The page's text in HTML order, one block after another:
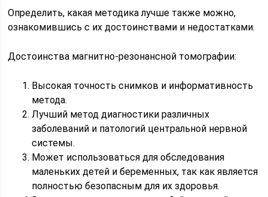
Определить, какая методика лучше также можно,
ознакомившись с их достоинствами и недостатками.
Достоинства магнитно-резонансной томографии:
Высокая точность снимков и информативность
метода.
Лучший метод диагностики различных
заболеваний и патологий центральной нервной
системы.
Может использоваться для обследования
маленьких детей и беременных, так как является
полностью безопасным для их здоровья.